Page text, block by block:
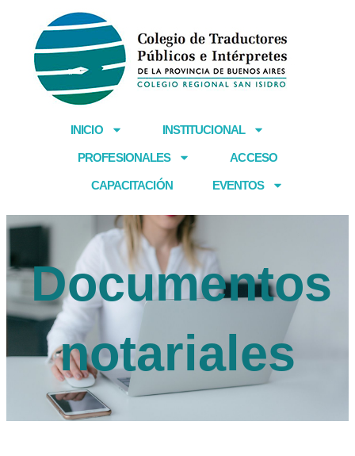
contenido
INICIO INSTITUCIONAL
PROFESIONALES ACCESO
CAPACITACIÓN EVENTOS
Documentos
notariales